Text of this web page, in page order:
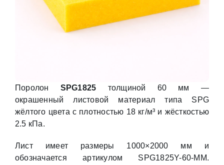
Поролон SPG1825 толщиной 60 мм —
окрашенный листовой материал типа SPG
жёлтого цвета с плотностью 18 кг/м³ и жёсткостью
2.5 кПа.
Лист имеет размеры 1000×2000 мм и
обозначается артикулом SPG1825Y-60-MM.